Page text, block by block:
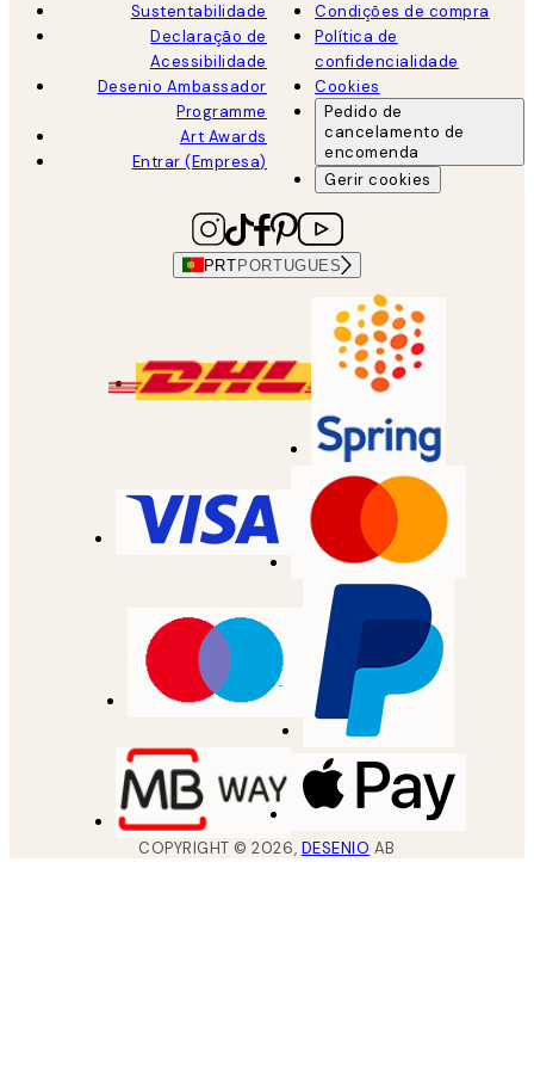
Sustentabilidade
Declaração de
Acessibilidade
Desenio Ambassador
Programme
Art Awards
Entrar (Empresa)
Condições de compra
Política de
confidencialidade
Cookies
Pedido de
cancelamento de
encomenda
Gerir cookies
PRTPORTUGUES
COPYRIGHT ©2026, DESENIO AB